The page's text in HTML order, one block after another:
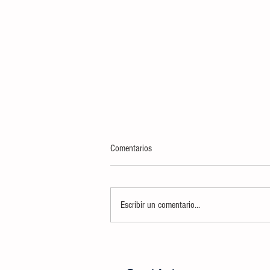
GOBIERNO FEDERAL PARA EL
Comentarios
Escribir un comentario...